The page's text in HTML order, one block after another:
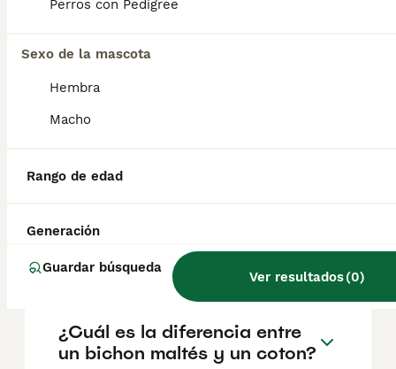
Perros con Pedigree
Sexo de la mascota
Hembra
Macho
Rango de edad
Generación
Guardar búsqueda
Ver resultados(0)
Informarse bien y comparar opciones antes
decisión.
mucho?
¿Cómo son los cotones de
tulear?
¿Cuál es la diferencia entre
un bichon maltés y un coton?